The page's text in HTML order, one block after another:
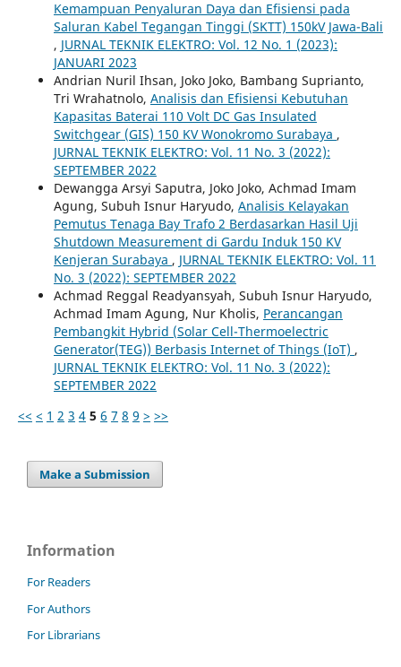
Kemampuan Penyaluran Daya dan Efisiensi pada
Saluran Kabel Tegangan Tinggi (SKTT) 150kV Jawa-Bali
, JURNAL TEKNIK ELEKTRO: Vol. 12 No. 1 (2023):
JANUARI 2023
Andrian Nuril Ihsan, Joko Joko, Bambang Suprianto,
Tri Wrahatnolo, Analisis dan Efisiensi Kebutuhan
Kapasitas Baterai 110 Volt DC Gas Insulated
Switchgear (GIS) 150 KV Wonokromo Surabaya ,
JURNAL TEKNIK ELEKTRO: Vol. 11 No. 3 (2022):
SEPTEMBER 2022
Dewangga Arsyi Saputra, Joko Joko, Achmad Imam
Agung, Subuh Isnur Haryudo, Analisis Kelayakan
Pemutus Tenaga Bay Trafo 2 Berdasarkan Hasil Uji
Shutdown Measurement di Gardu Induk 150 KV
Kenjeran Surabaya , JURNAL TEKNIK ELEKTRO: Vol. 11
No. 3 (2022): SEPTEMBER 2022
Achmad Reggal Readyansyah, Subuh Isnur Haryudo,
Achmad Imam Agung, Nur Kholis, Perancangan
Pembangkit Hybrid (Solar Cell-Thermoelectric
Generator(TEG)) Berbasis Internet of Things (IoT) ,
JURNAL TEKNIK ELEKTRO: Vol. 11 No. 3 (2022):
SEPTEMBER 2022
<< < 1 2 3 4 5 6 7 8 9 > >>
Make a Submission
Information
For Readers
For Authors
For Librarians